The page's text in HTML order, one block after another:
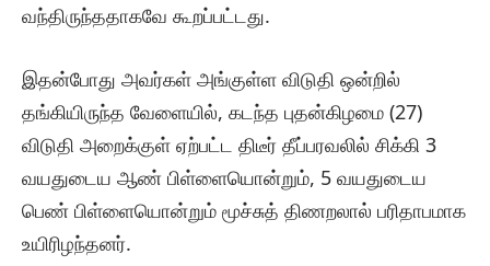
வந்திருந்ததாகவே கூறப்பட்டது.
இதன்போது அவர்கள் அங்குள்ள விடுதி ஒன்றில்
தங்கியிருந்த வேளையில், கடந்த புதன்கிழமை (27)
விடுதி அறைக்குள் ஏற்பட்ட திடீர் தீப்பரவலில் சிக்கி 3
வயதுடைய ஆண் பிள்ளையொன்றும், 5 வயதுடைய
பெண் பிள்ளையொன்றும் மூச்சுத் திணறலால் பரிதாபமாக
உயிரிழந்தனர்.